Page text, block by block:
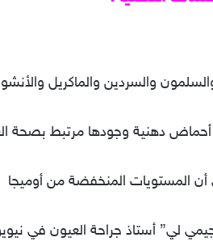
والسردين والماكريل
دهنية وجودها مرتبط بصحة
المستويات المنخفضة من أوميجا
لي” أستاذ جراحة العيون في